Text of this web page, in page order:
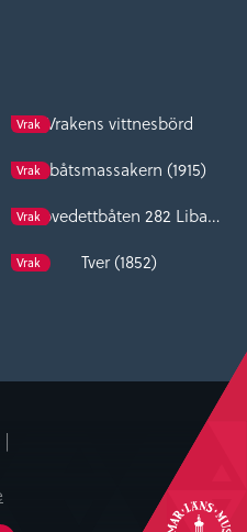
Vrak Vrakens vittnesbörd
VrakUtbåtsmassakern (1915)
Vrak Hjälpvedettbåten 282 Libanon (1941)
Vrak Tver (1852)